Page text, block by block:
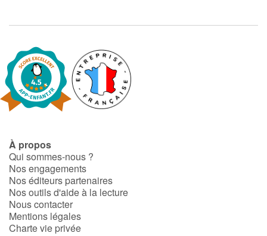
À propos
Qui sommes-nous ?
Nos engagements
Nos éditeurs partenaires
Nos outils d'aide à la lecture
Nous contacter
Mentions légales
Charte vie privée